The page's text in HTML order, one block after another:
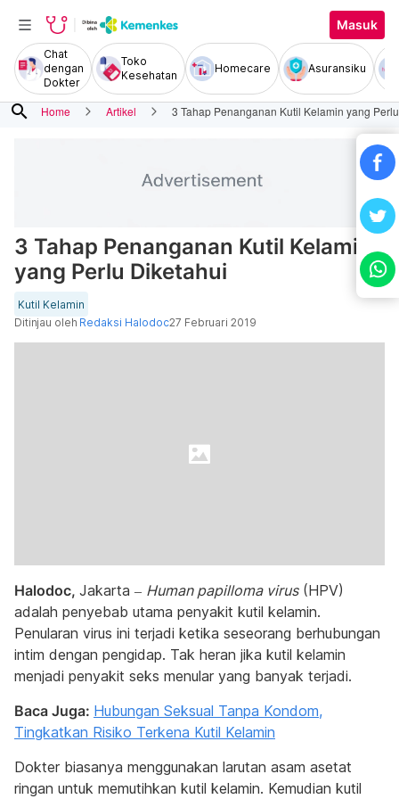
Masuk
Chat
dengan
Dokter
Toko
Kesehatan
Homecare Asuransiku
search Home Artikel 3 Tahap Penanganan Kutil Kelamin yang
3 Tahap Penanganan Kutil Kelamin
yang Perlu Diketahui
Kutil Kelamin
Ditinjau oleh Redaksi Halodoc27 Februari 2019
Halodoc, Jakarta – Human papilloma virus(HPV)
adalah penyebab utama penyakit kutil kelamin.
Penularan virus ini terjadi ketika seseorang berhubungan
intim dengan pengidap. Tak heran jika kutil kelamin
menjadi penyakit seks menular yang banyak terjadi.
Baca Juga: Hubungan Seksual Tanpa Kondom,
Tingkatkan Risiko Terkena Kutil Kelamin
Dokter biasanya menggunakan larutan asam asetat
ringan untuk memutihkan kutil kelamin. Kemudian kutil